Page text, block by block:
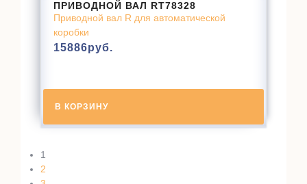
ПРИВОДНОЙ ВАЛ RT78328
Приводной вал R для автоматической
коробки
15886руб.
В КОРЗИНУ
1
2